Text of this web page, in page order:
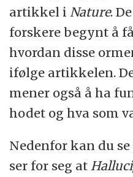
artikkel i Nature.
forskere begynt å
hvordan disse
ifølge artikkelen.
mener også å ha
hodet og hva som
Nedenfor kan du
ser for seg at